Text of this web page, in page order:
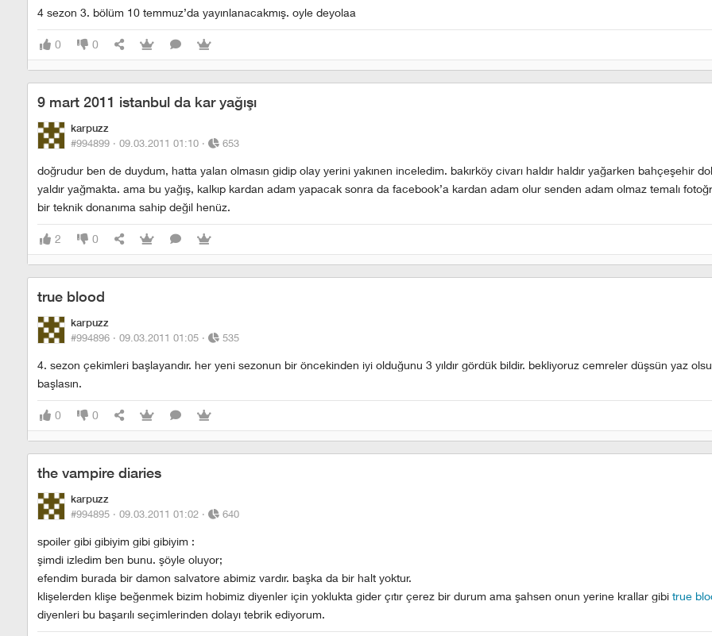
4 sezon 3. bölüm 10 temmuz’da yayınlanacakmış. oyle deyolaa
0 0
9 mart 2011 istanbul da kar yağışı
karpuzz
#994899 · 09.03.2011 01:10 · 653
doğrudur ben de duydum, hatta yalan olmasın gidip olay yerini yakınen inceledim. bakırköy civarı haldır haldır yağarken bahçeşehir
yaldır yağmakta. ama bu yağış, kalkıp kardan adam yapacak sonra da facebook’a kardan adam olur senden adam olmaz temalı
bir teknik donanıma sahip değil henüz.
2 0
true blood
karpuzz
#994896 · 09.03.2011 01:05 · 535
4. sezon çekimleri başlayandır. her yeni sezonun bir öncekinden iyi olduğunu 3 yıldır gördük bildir. bekliyoruz cemreler düşsün yaz
başlasın.
0 0
the vampire diaries
karpuzz
#994895 · 09.03.2011 01:02 · 640
spoiler gibi gibiyim gibi gibiyim :
şimdi izledim ben bunu. şöyle oluyor;
efendim burada bir damon salvatore abimiz vardır. başka da bir halt yoktur.
klişelerden klişe beğenmek bizim hobimiz diyenler için yoklukta gider çıtır çerez bir durum ama şahsen onun yerine krallar gibi true
diyenleri bu başarılı seçimlerinden dolayı tebrik ediyorum.